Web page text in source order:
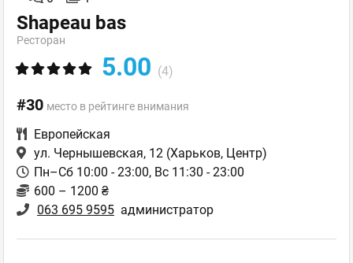
Shapeau bas
Ресторан
5.00 (4)
#30 место в рейтинге внимания
Европейская
ул. Чернышевская, 12 (Харьков, Центр)
Пн–Сб 10:00 - 23:00, Вс 11:30 - 23:00
600 – 1200 ₴
063 695 9595 администратор